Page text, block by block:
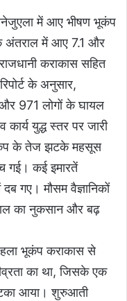
में आए भीषण भूकंप
अंतराल में आए 7.1 और
कराकास सहित
के अनुसार,
971 लोगों के घायल
युद्ध स्तर पर जारी
के तेज झटके महसूस
गई। कई इमारतें
गए। मौसम वैज्ञानिकों
का नुकसान और बढ़
भूकंप कराकास से
का था, जिसके एक
आया। शुरुआती